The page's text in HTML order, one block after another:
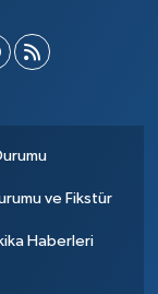
ve Fikstür
Haberleri